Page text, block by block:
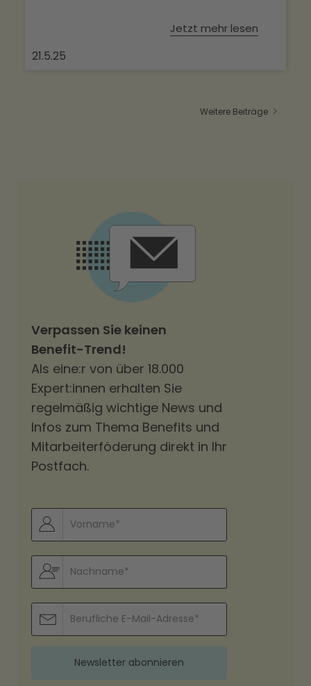
21.5.25
Jetzt mehr lesen
Weitere Beiträge
Verpassen Sie keinen
Benefit-Trend!
Als eine:r von über 18.000
Expert:innen erhalten Sie
regelmäßig wichtige News und
Infos zum Thema Benefits und
Mitarbeiterföderung direkt in Ihr
Postfach.